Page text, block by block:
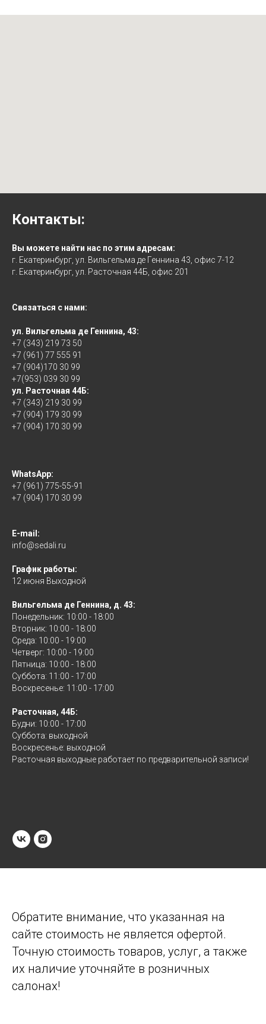
Контакты:
Вы можете найти нас по этим адресам:
г. Екатеринбург, ул. Вильгельма де Геннина 43, офис 7-12
г. Екатеринбург, ул. Расточная 44Б, офис 201
Связаться с нами:
ул. Вильгельма де Геннина, 43:
+7 (343) 219 73 50
+7 (961) 77 555 91
+7 (904)170 30 99
+7(953) 039 30 99
ул. Расточная 44Б:
+7 (343) 219 30 99
+7 (904) 179 30 99
+7 (904) 170 30 99
WhatsApp:
+7 (961) 775-55-91
+7 (904) 170 30 99
E-mail:
info@sedali.ru
График работы:
12 июня Выходной
Вильгельма де Геннина, д. 43:
Понедельник: 10:00 - 18:00
Вторник: 10:00 - 18:00
Среда: 10:00 - 19:00
Четверг: 10:00 - 19:00
Пятница: 10:00 - 18:00
Суббота: 11:00 - 17:00
Воскресенье: 11:00 - 17:00
Расточная, 44Б:
Будни: 10:00 - 17:00
Суббота: выходной
Воскресенье: выходной
Расточная выходные работает по предварительной записи!
Обратите внимание, что указанная на
сайте стоимость не является офертой.
Точную стоимость товаров, услуг, а также
их наличие уточняйте в розничных
салонах!